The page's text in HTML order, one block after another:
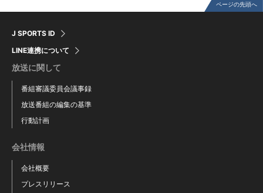
J SPORTS ID
LINE連携について
放送に関して
番組審議委員会議事録
放送番組の編集の基準
行動計画
会社情報
会社概要
プレスリリース
ページの先頭へ